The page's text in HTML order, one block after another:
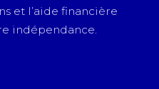
et l’aide financière
indépendance.